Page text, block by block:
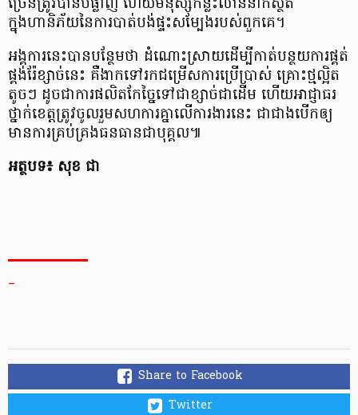
ក្នុងហានិភ័យនៃការបាត់បង់ផ្ទះសម្បែងរបស់ពួកគេ។
អង្គការនេះបានបន្ថែមថា ដំណោះស្រាយដើម្បីកាត់បន្ថយការផ្គត់
ផ្គង់រ៉ែខ្សាច់នេះ គឺងាកទៅរកជម្រើសការប្រើប្រាស់ គ្រោះថ្មល្អិត
តូចៗ ដូចជាការផលិតកែច្នៃទៅជាខ្សាច់ជាដើម ហើយអាជ្ញាធរ
ថ្នាក់ខេត្តត្រូវចូលរួមសហការគ្នាលើការងារនេះ ជាជាងបើកឲ្យ
មានការគ្រប់គ្រងធនធានជាបុគ្គល៕
អត្ថបទ៖ សុខ ជា
_
Share to Facebook
Twitter